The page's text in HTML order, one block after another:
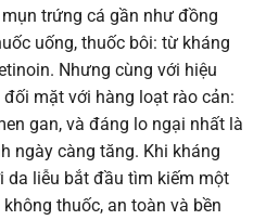
trứng cá gần như đồng
uống, thuốc bôi: từ kháng
Nhưng cùng với hiệu
mặt với hàng loạt rào cản:
gan, và đáng lo ngại nhất là
ngày càng tăng. Khi kháng
da liễu bắt đầu tìm kiếm một
thuốc, an toàn và bền